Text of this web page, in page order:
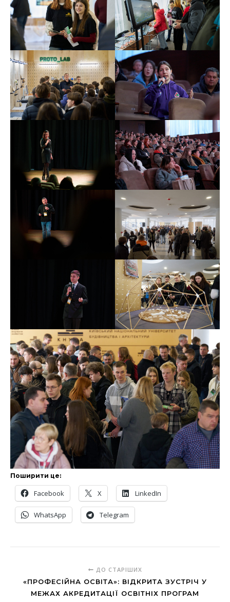
Поширити це:
Facebook X LinkedIn
WhatsApp Telegram
ДО СТАРІШИХ
«ПРОФЕСІЙНА ОСВІТА»: ВІДКРИТА ЗУСТРІЧ У
МЕЖАХ АКРЕДИТАЦІЇ ОСВІТНІХ ПРОГРАМ